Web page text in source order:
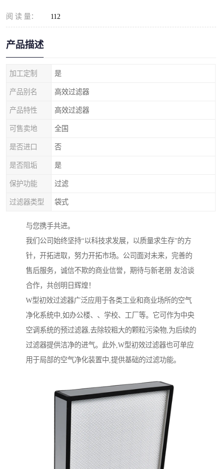
阅 读 量： 112
产品描述
加工定制 是
产品别名 高效过滤器
产品特性 高效过滤器
可售卖地 全国
是否进口 否
是否阻垢 是
保护功能 过滤
过滤器类型 袋式
与您携手共进。
我们公司始终坚持“以科技求发展，以质量求生存”的方
针，开拓进取，努力开拓市场。公司面对未来，完善的
售后服务，诚信不欺的商业信誉，期待与新老朋 友洽谈
合作，共创明日辉煌！
W型初效过滤器广泛应用于各类工业和商业场所的空气
净化系统中,如办公楼、、学校、工厂等。它可作为中央
空调系统的预过滤器,去除较粗大的颗粒污染物,为后续的
过滤器提供洁净的进气。此外,W型初效过滤器也可单应
用于局部的空气净化装置中,提供基础的过滤功能。